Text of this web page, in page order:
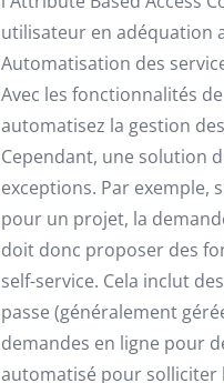
utilisateur en adéquation
Automatisation des
Avec les fonctionnalités
automatisez la gestion
Cependant, une solution
exceptions. Par exemple,
pour un projet, la
doit donc proposer des
self-service. Cela inclut
passe (généralement
demandes en ligne pour
automatisé pour solliciter